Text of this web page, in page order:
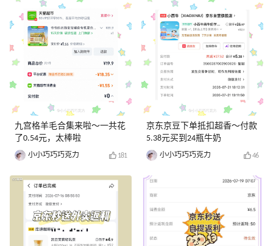
九宫格羊毛合集来啦～一共花
了0.54元，太棒啦
小小巧巧巧克力 181
京东京豆下单抵扣超香～付款
5.38元买到24瓶牛奶
小小巧巧巧克力 46